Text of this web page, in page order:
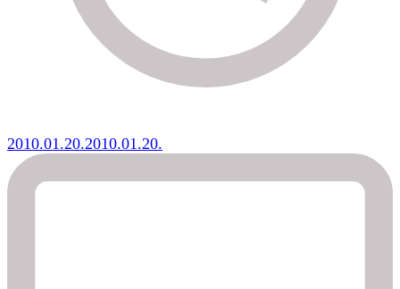
2010.01.20.2010.01.20.